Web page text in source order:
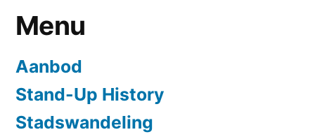
Menu
Aanbod
Stand-Up History
Stadswandeling